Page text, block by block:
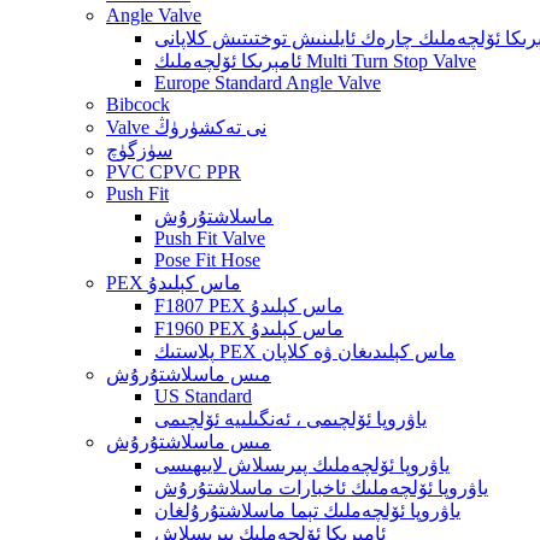
Angle Valve
ئۆلچەملىك چارەك ئايلىنىش توختىتىش كلاپانى
ئامېرىكا ئۆلچەملىك Multi Turn Stop Valve
Europe Standard Angle Valve
Bibcock
Valve نى تەكشۈرۈڭ
سۈزگۈچ
PVC CPVC PPR
Push Fit
ماسلاشتۇرۇش
Push Fit Valve
Pose Fit Hose
PEX ماس كېلىدۇ
F1807 PEX ماس كېلىدۇ
F1960 PEX ماس كېلىدۇ
پلاستىك PEX ماس كېلىدىغان ۋە كلاپان
مىس ماسلاشتۇرۇش
US Standard
ياۋروپا ئۆلچىمى ، ئەنگىلىيە ئۆلچىمى
مىس ماسلاشتۇرۇش
ياۋروپا ئۆلچەملىك پىرىسلاش لايىھىسى
ياۋروپا ئۆلچەملىك ئاخبارات ماسلاشتۇرۇش
ياۋروپا ئۆلچەملىك تېما ماسلاشتۇرۇلغان
ئامېرىكا ئۆلچەملىك پىرىسلاش